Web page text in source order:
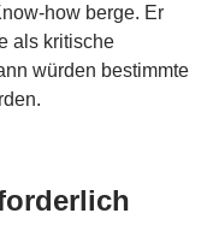
how berge. Er
als kritische
würden bestimmte